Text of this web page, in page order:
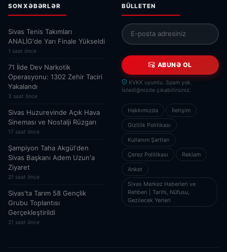
SON XƏBƏRLƏR
Sivas Tenis Takımları
ANALİG'de Yarı Finale Yükseldi
1 saat önce
71 İlde Dev Narkotik
Operasyonu: 1302 Zehir Taciri
Yakalandı
3 saat önce
Sivas Huzurevinde Açık Hava
Sineması ve Nostalji Rüzgarı
17 saat önce
Şampiyon Taha Akgül'den
Sivas Başkanı Adem Uzun'a
Ziyaret
21 saat önce
Sivas'ta Tarım 58 Gençlik
Grubu Toplantısı
Gerçekleştirildi
21 saat önce
BÜLLETEN
ABUNƏ OL
KVKK uyumlu. Spam yok.
İstediğinizde çıkabilirsiniz.
Hakkımızda İletişim
Gizlilik Politikası
Kullanım Şartları
Çerez Politikası Reklam
Anket
Sivas Merkez Haberleri ve
Rehberi | Tarihi, Nüfusu,
Gezilecek Yerleri